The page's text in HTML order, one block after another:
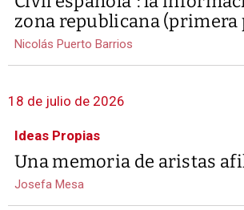
zona republicana (primera
Nicolás Puerto Barrios
18 de julio de 2026
Ideas Propias
Una memoria de aristas
Josefa Mesa